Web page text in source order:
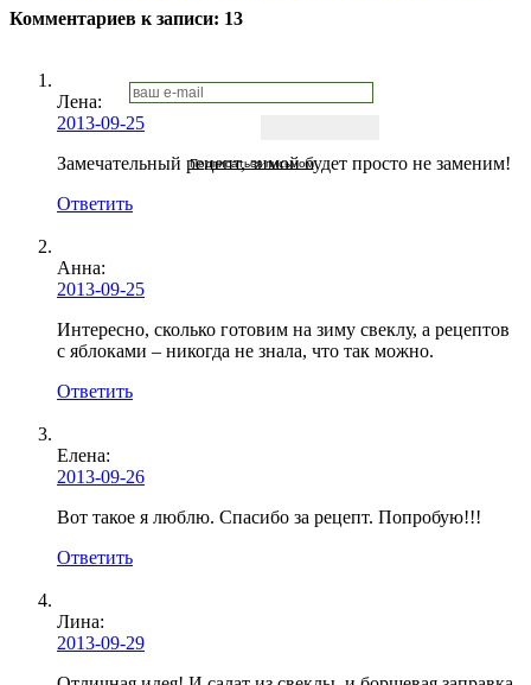
Подписаться письмом
Комментариев к записи: 13
Лена:
2013-09-25
Замечательный рецепт, зимой будет просто не заменим!
Ответить
Анна:
2013-09-25
Интересно, сколько готовим на зиму свеклу, а рецептов
с яблоками – никогда не знала, что так можно.
Ответить
Елена:
2013-09-26
Вот такое я люблю. Спасибо за рецепт. Попробую!!!
Ответить
Лина:
2013-09-29